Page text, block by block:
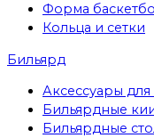
Форма
Кольца и сетки
Бильярд
Аксессуары
Бильярдные
Бильярдные